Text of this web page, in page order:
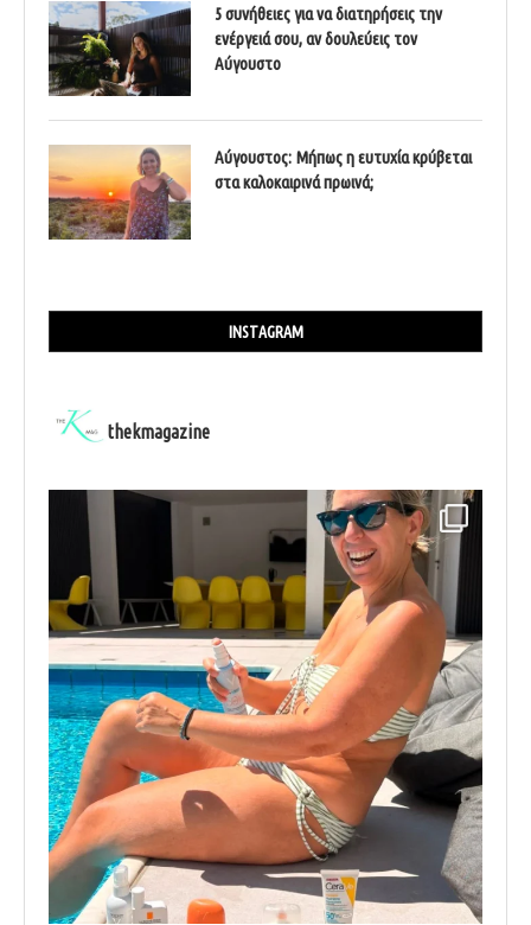
5 συνήθειες για να διατηρήσεις την
ενέργειά σου, αν δουλεύεις τον
Αύγουστο
Αύγουστος: Μήπως η ευτυχία κρύβεται
στα καλοκαιρινά πρωινά;
INSTAGRAM
thekmagazine